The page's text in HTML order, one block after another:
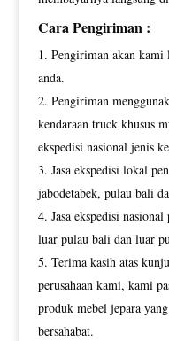
Cara Pengiriman :
Pengiriman akan kami
anda.
Pengiriman
kendaraan truck khusus
ekspedisi nasional jenis
Jasa ekspedisi lokal
jabodetabek, pulau bali
Jasa ekspedisi
luar pulau bali dan luar
Terima kasih atas
perusahaan kami, kami
produk mebel jepara
bersahabat.